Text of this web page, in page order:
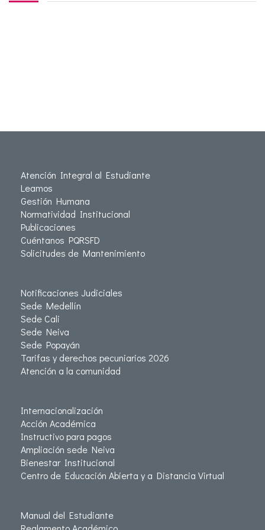
Atención Integral al Estudiante
Leamos
Gestión Humana
Normatividad Institucional
Publicaciones
Cuéntanos PQRSFD
Solicitudes de Mantenimiento
Notificaciones Judiciales
Sede Medellín
Sede Cali
Sede Neiva
Sede Popayán
Tarifas y derechos pecuniarios 2026
Atención a la comunidad
Internacionalización
Acción Académica
Instructivo para pagos
Ampliación sede Neiva
Bienestar Institucional
Centro de Educación Abierta y a Distancia Virtual
Manual del Estudiante